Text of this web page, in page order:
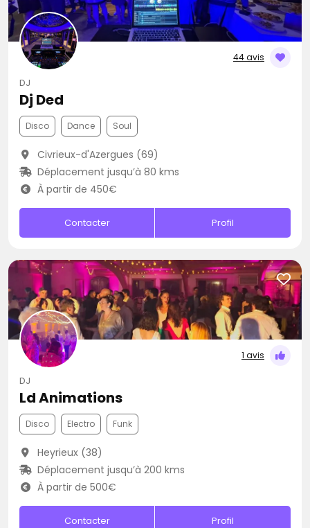
44 avis
DJ
Dj Ded
Disco Dance Soul
Civrieux-d'Azergues (69)
Déplacement jusqu’à 80 kms
À partir de 450€
Contacter Profil
1 avis
DJ
Ld Animations
Disco Electro Funk
Heyrieux (38)
Déplacement jusqu’à 200 kms
À partir de 500€
Contacter Profil